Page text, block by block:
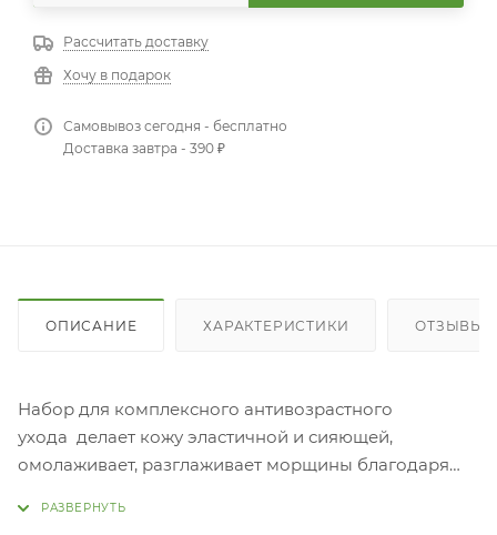
Рассчитать доставку
Хочу в подарок
Самовывоз сегодня - бесплатно
Доставка завтра - 390 ₽
ОПИСАНИЕ ХАРАКТЕРИСТИКИ ОТЗЫВЫ
Набор для комплексного антивозрастного
ухода делает кожу эластичной и сияющей,
омолаживает, разглаживает морщины благодаря